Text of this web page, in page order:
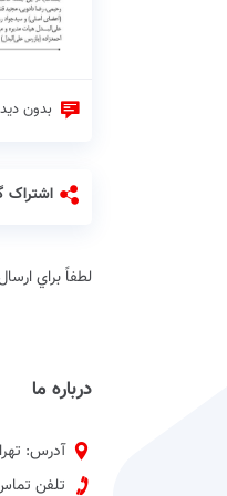
بدون
اشتراک
لطفاً براي
درباره ما
آدرس:
تلفن تماس: 88610021- 88610023 - 88610019 - 88610020